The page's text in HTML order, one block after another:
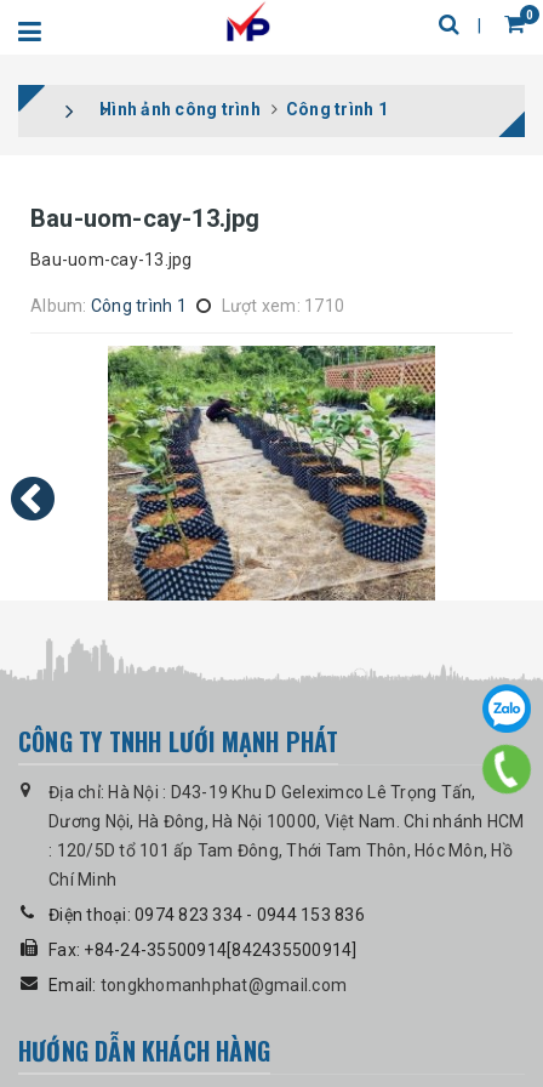
0
Hình ảnh công trình Công trình 1
Bau-uom-cay-13.jpg
Bau-uom-cay-13.jpg
Album: Công trình 1 Lượt xem: 1710
CÔNG TY TNHH LƯỚI MẠNH PHÁT
Địa chỉ: Hà Nội : D43-19 Khu D Geleximco Lê Trọng Tấn,
Dương Nội, Hà Đông, Hà Nội 10000, Việt Nam. Chi nhánh HCM
: 120/5D tổ 101 ấp Tam Đông, Thới Tam Thôn, Hóc Môn, Hồ
Chí Minh
Điện thoại: 0974 823 334 - 0944 153 836
Fax: +84-24-35500914[842435500914]
Email: tongkhomanhphat@gmail.com
HƯỚNG DẪN KHÁCH HÀNG